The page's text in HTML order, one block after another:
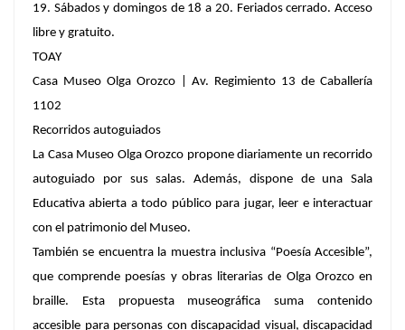
19. Sábados y domingos de 18 a 20. Feriados cerrado. Acceso
libre y gratuito.
TOAY
Casa Museo Olga Orozco | Av. Regimiento 13 de Caballería
1102
Recorridos autoguiados
La Casa Museo Olga Orozco propone diariamente un recorrido
autoguiado por sus salas. Además, dispone de una Sala
Educativa abierta a todo público para jugar, leer e interactuar
con el patrimonio del Museo.
También se encuentra la muestra inclusiva “Poesía Accesible”,
que comprende poesías y obras literarias de Olga Orozco en
braille. Esta propuesta museográfica suma contenido
accesible para personas con discapacidad visual, discapacidad